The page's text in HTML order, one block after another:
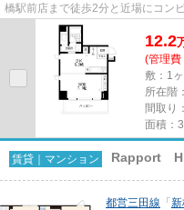
橋駅前店まで徒歩2分と近場にコン
えることができるRC構造のマ...
12.2
(管理費
敷：1
所在階
間取り
面積：
賃貸｜マンション Rapport H
都営三田線 「